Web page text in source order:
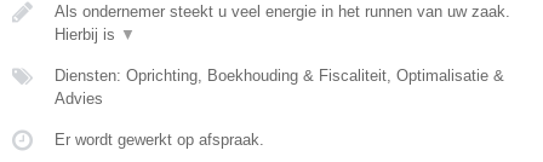
Als ondernemer steekt u veel energie in het runnen van uw zaak.
Hierbij is ▼
Diensten: Oprichting, Boekhouding & Fiscaliteit, Optimalisatie &
Advies
Er wordt gewerkt op afspraak.